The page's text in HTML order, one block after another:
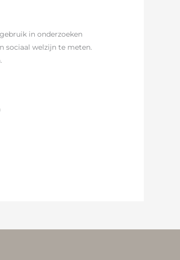
in onderzoeken
sociaal welzijn te meten.